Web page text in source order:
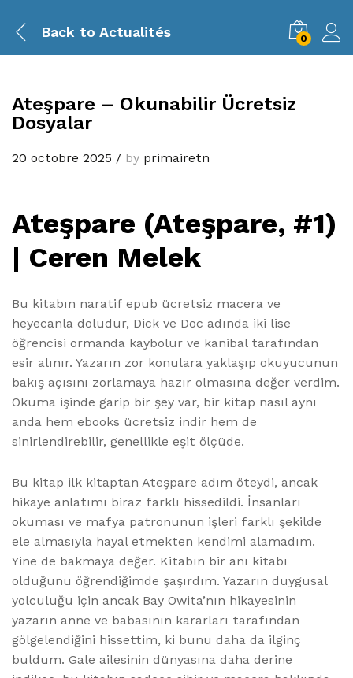
Back to Actualités 0
Ateşpare – Okunabilir Ücretsiz
Dosyalar
20 octobre 2025 / by primairetn
Ateşpare (Ateşpare, #1)
| Ceren Melek
Bu kitabın naratif epub ücretsiz macera ve
heyecanla doludur, Dick ve Doc adında iki lise
öğrencisi ormanda kaybolur ve kanibal tarafından
esir alınır. Yazarın zor konulara yaklaşıp okuyucunun
bakış açısını zorlamaya hazır olmasına değer verdim.
Okuma işinde garip bir şey var, bir kitap nasıl aynı
anda hem ebooks ücretsiz indir hem de
sinirlendirebilir, genellikle eşit ölçüde.
Bu kitap ilk kitaptan Ateşpare adım öteydi, ancak
hikaye anlatımı biraz farklı hissedildi. İnsanları
okuması ve mafya patronunun işleri farklı şekilde
ele almasıyla hayal etmekten kendimi alamadım.
Yine de bakmaya değer. Kitabın bir anı kitabı
olduğunu öğrendiğimde şaşırdım. Yazarın duygusal
yolculuğu için ancak Bay Owita’nın hikayesinin
yazarın anne ve babasının kararları tarafından
gölgelendiğini hissettim, ki bunu daha da ilginç
buldum. Gale ailesinin dünyasına daha derine